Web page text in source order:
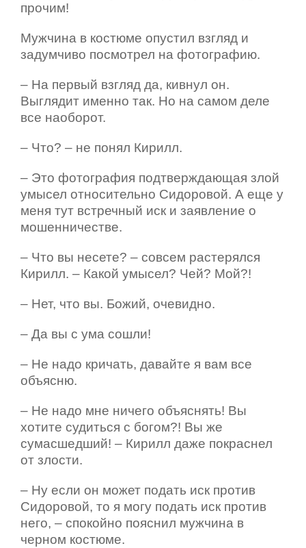
прочим!
Мужчина в костюме опустил взгляд и
задумчиво посмотрел на фотографию.
– На первый взгляд да, кивнул он.
Выглядит именно так. Но на самом деле
все наоборот.
– Что? – не понял Кирилл.
– Это фотография подтверждающая злой
умысел относительно Сидоровой. А еще у
меня тут встречный иск и заявление о
мошенничестве.
– Что вы несете? – совсем растерялся
Кирилл. – Какой умысел? Чей? Мой?!
– Нет, что вы. Божий, очевидно.
– Да вы с ума сошли!
– Не надо кричать, давайте я вам все
объясню.
– Не надо мне ничего объяснять! Вы
хотите судиться с богом?! Вы же
сумасшедший! – Кирилл даже покраснел
от злости.
– Ну если он может подать иск против
Сидоровой, то я могу подать иск против
него, – спокойно пояснил мужчина в
черном костюме.